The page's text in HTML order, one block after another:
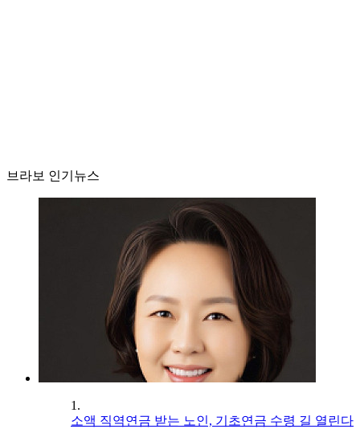
브라보 인기뉴스
1.
소액 직역연금 받는 노인, 기초연금 수령 길 열린다